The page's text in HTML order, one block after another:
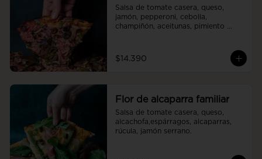
Salsa de tomate casera, queso,
jamón, pepperoni, cebolla,
champiñón, aceitunas, pimiento
$14.390
Flor de alcaparra familiar
Salsa de tomate casera, queso,
alcachofa,espárragos, alcaparras,
rúcula, jamón serrano.